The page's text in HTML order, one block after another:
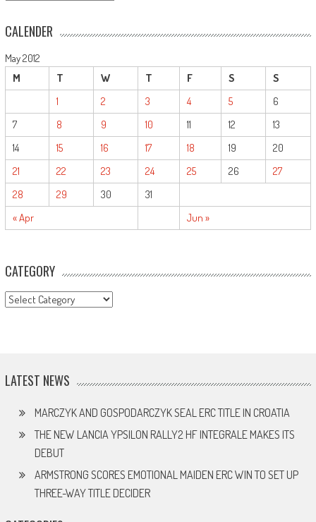
CALENDER
May 2012
M
T W T F S S
« Apr Jun »
1 2 3 4 5
6
7
8 9 10 11 12
13
14
15 16 17 18 19
20
21
22 23 24 25 26
27
28
29 30 31
CATEGORY
CATEGORY
LATEST NEWS
MARCZYK AND GOSPODARCZYK SEAL ERC TITLE IN CROATIA
THE NEW LANCIA YPSILON RALLY2 HF INTEGRALE MAKES ITS
DEBUT
ARMSTRONG SCORES EMOTIONAL MAIDEN ERC WIN TO SET UP
THREE-WAY TITLE DECIDER